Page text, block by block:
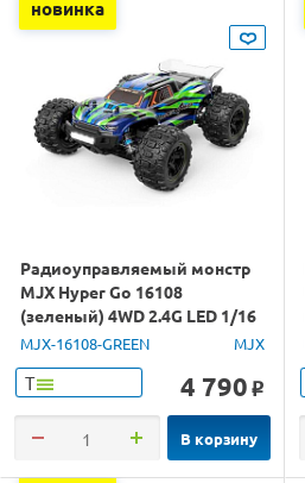
новинка
Радиоуправляемый монстр
MJX Hyper Go 16108
(зеленый) 4WD 2.4G LED 1/16
RTR
MJX-16108-GREEN MJX
Т 4 790 o
В корзину